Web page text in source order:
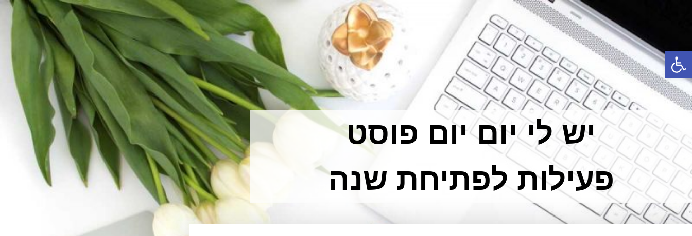
פתח סרגל נגישות
יש לי יום יום פוסט
פעילות לפתיחת שנה